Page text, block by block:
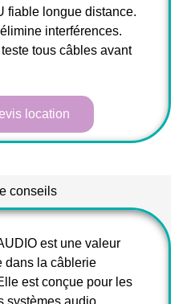
fiable longue distance.
interférences.
tous câbles avant
location
conseils
est une valeur
dans la câblerie
est conçue pour les
systèmes audio